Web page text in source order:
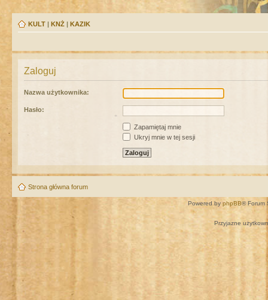
KULT | KNŻ | KAZIK
Zaloguj
Nazwa użytkownika:
Hasło:
Zapamiętaj mnie
Ukryj mnie w tej sesji
Strona główna forum
Powered by phpBB® Forum
Przyjazne